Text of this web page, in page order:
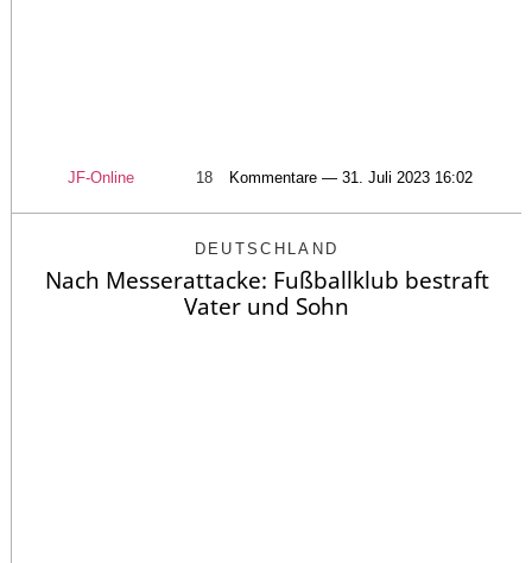
JF-Online 18 Kommentare — 31. Juli 2023 16:02
DEUTSCHLAND
Nach Messerattacke: Fußballklub bestraft
Vater und Sohn